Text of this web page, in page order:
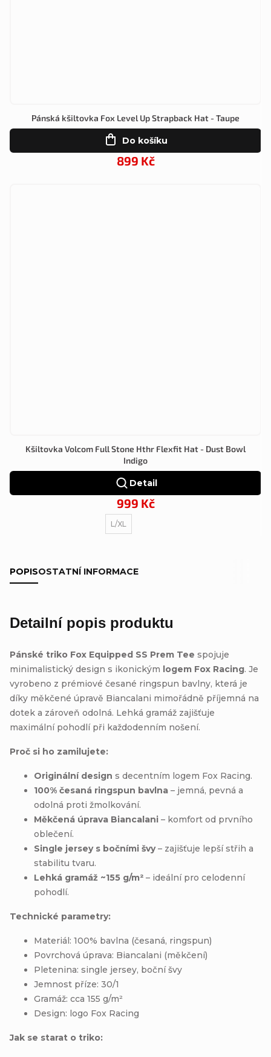
Pánská kšiltovka Fox Level Up Strapback Hat - Taupe
899 Kč
Do košíku
Kšiltovka Volcom Full Stone Hthr Flexfit Hat - Dust Bowl
Indigo
999 Kč
Detail
L/XL
POPISOSTATNÍ INFORMACE
Detailní popis produktu
Pánské triko Fox Equipped SS Prem Tee spojuje
minimalistický design s ikonickým logem Fox Racing. Je
vyrobeno z prémiové česané ringspun bavlny, která je
díky měkčené úpravě Biancalani mimořádně příjemná na
dotek a zároveň odolná. Lehká gramáž zajišťuje
maximální pohodlí při každodenním nošení.
Proč si ho zamilujete:
Originální design s decentním logem Fox Racing.
100% česaná ringspun bavlna – jemná, pevná a
odolná proti žmolkování.
Měkčená úprava Biancalani – komfort od prvního
oblečení.
Single jersey s bočními švy– zajišťuje lepší střih a
stabilitu tvaru.
Lehká gramáž ~155 g/m² – ideální pro celodenní
pohodlí.
Technické parametry:
Materiál: 100% bavlna (česaná, ringspun)
Povrchová úprava: Biancalani (měkčení)
Pletenina: single jersey, boční švy
Jemnost příze: 30/1
Gramáž: cca 155 g/m²
Design: logo Fox Racing
Jak se starat o triko: